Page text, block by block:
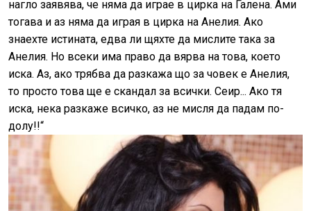
нагло заявява, че няма да играе в цирка на Галена. Ами
тогава и аз няма да играя в цирка на Анелия. Ако
знаехте истината, едва ли щяхте да мислите така за
Анелия. Но всеки има право да вярва на това, което
иска. Аз, ако трябва да разкажа що за човек е Анелия,
то просто това ще е скандал за всички. Сеир... Ако тя
иска, нека разкаже всичко, аз не мисля да падам по-
долу!!“